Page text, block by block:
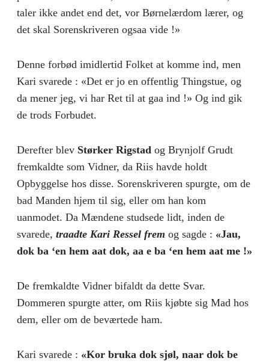
taler ikke andet end det, vor Børnelærdom lærer, og
det skal Sorenskriveren ogsaa vide !»
Denne forbød imidlertid Folket at komme ind, men
Kari svarede : «Det er jo en offentlig Thingstue, og
da mener jeg, vi har Ret til at gaa ind !» Og ind gik
de trods Forbudet.
Derefter blev Størker Rigstad og Brynjolf Grudt
fremkaldte som Vidner, da Riis havde holdt
Opbyggelse hos disse. Sorenskriveren spurgte, om de
bad Manden hjem til sig, eller om han kom
uanmodet. Da Mændene studsede lidt, inden de
svarede, traadte Kari Ressel frem og sagde : «Jau,
dok ba ‘en hem aat dok, aa e ba ‘en hem aat me !»
De fremkaldte Vidner bifaldt da dette Svar.
Dommeren spurgte atter, om Riis kjøbte sig Mad hos
dem, eller om de beværtede ham.
Kari svarede : «Kor bruka dok sjøl, naar dok be